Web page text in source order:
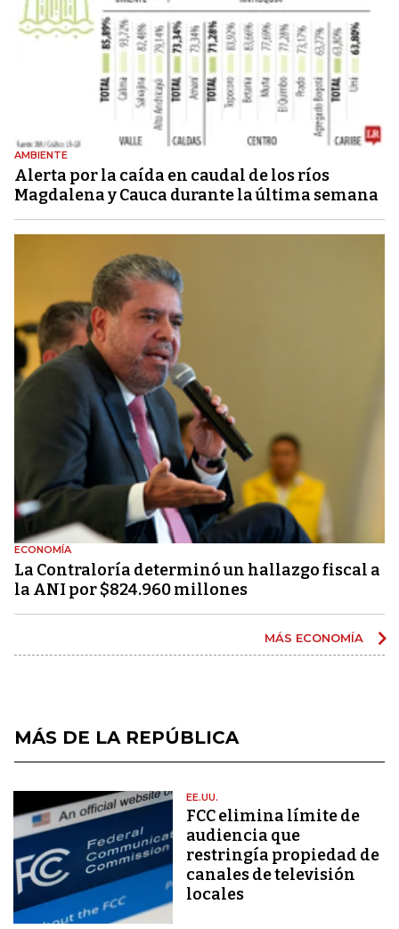
AMBIENTE
Alerta por la caída en caudal de los ríos
Magdalena y Cauca durante la última semana
ECONOMÍA
La Contraloría determinó un hallazgo fiscal a
la ANI por $824.960 millones
MÁS ECONOMÍA
MÁS DE LA REPÚBLICA
EE.UU.
FCC elimina límite de
audiencia que
restringía propiedad de
canales de televisión
locales